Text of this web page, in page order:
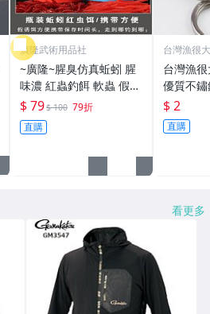
廣隆武術用品社
~廣隆~腥臭仿真蚯蚓 腥
味濃 紅蟲釣餌 軟蟲 假蚯
蚓 海魚餌 紅蟲 路亞餌
假餌 誘餌 仿生餌 擬餌
路亞軟餌
$ 79$ 100 79折
直購
台灣漁很大
台灣漁
優質不
平 打扁 打平
雙環 路亞
路亞環
$ 2
直購
看更多